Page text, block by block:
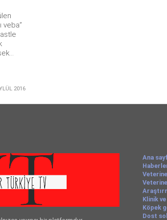
veba”
2016
Ana
Klinik
Köpek
Dost